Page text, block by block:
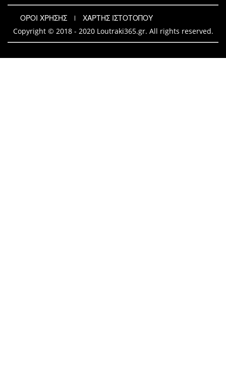
ΟΡΟΙ ΧΡΗΣΗΣ
ΧΑΡΤΗΣ ΙΣΤΟΤΟΠΟΥ
Copyright © 2018 - 2020 Loutraki365.gr. All rights reserved.